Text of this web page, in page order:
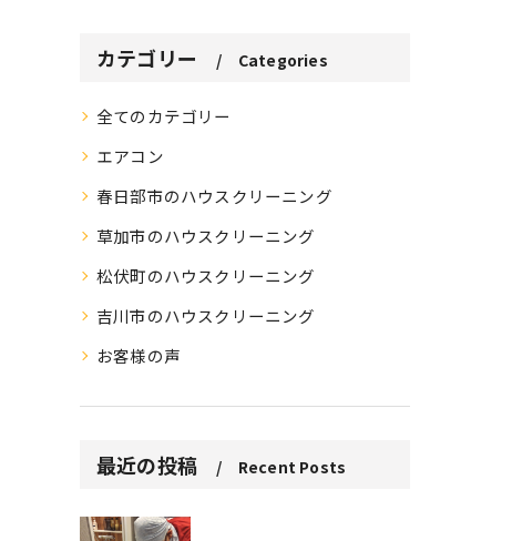
カテゴリー Categories
全てのカテゴリー
エアコン
春日部市のハウスクリーニング
草加市のハウスクリーニング
松伏町のハウスクリーニング
吉川市のハウスクリーニング
お客様の声
最近の投稿 Recent Posts